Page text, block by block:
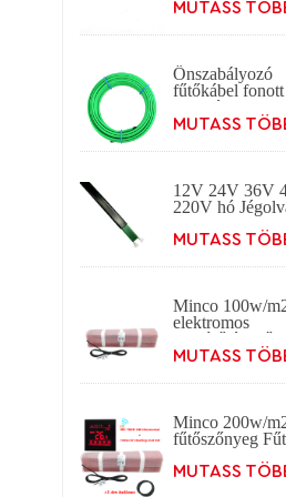
önszabályozó
MUTASS
Önszabályozó
fűtőkábel fonott
fagyvédelemmel
Önszabályozó
hőnyomkövető
MUTASS
12V 24V 36V
220V hó
elektromos
MUTASS
Minco 100w/
elektromos
padlófűtés
MUTASS
Minco 200w/
fűtőszőnyeg
szélesség
MUTASS